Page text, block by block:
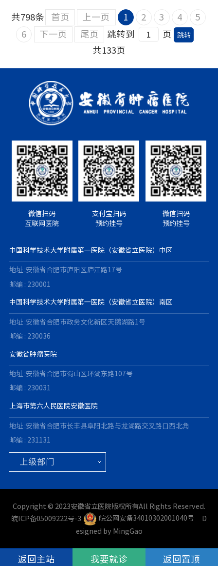
厅，在展馆内，重点展示1938年春，南方八省十四个地区的
红军游击队历经艰险，奔赴岩寺集中整编为新四军的在文峰
塔下誓师出发，开赴抗日前线的壮举的历史过程以及叶挺、
项英等将领的指挥场景。大家驻足观看珍贵历史文物、老照
乏、环境艰苦的年代，革命先辈们坚守信仰、心系群众、奋
勇抗争的事迹直击人心，孩子们在实地参观中接受红色熏
陶，种下爱国爱党的种子。也让在场职工接受了一次深刻的
党性教育与精神洗礼，真切感悟今日安稳生活的来之不
亭台流水尽显徽州独有的人文韵味，傍晚漫步街巷，欣赏特
色鳌鱼灯与烟火夜景，在自然风光与古建街巷间卸下平日工
作的紧绷感。次日我们走进谢裕大茶博园，亲手体验采茶、
制茶工序，近距离感受传统制茶匠人踏实专注的做事态度，
在山水之间舒缓压力，同事之间也借此机会交流谈心，拉近
了彼此距离。活动结束后，大家纷纷表示，此次两日之行既
是放松身心的休养之旅，更是洗涤思想的红色研学之旅。作
为医院行政工作者，将把新四军不畏艰难、无私奉献的革命
热情、更务实的态度服务患者，立足岗位履职担当，为医院
高质量发展贡献力量。（机关二工会 李凤娟/文 朱庆莉 崔玲
玲 李凤娟/图）
共798条 首页 上一页 1 2 3 4
5
6
下一页 尾页 跳转到
页
共133页
微信扫码
互联网医院
支付宝扫码
预约挂号
微信扫码
预约挂号
中国科学技术大学附属第一医院（安徽省立医院）中区
地址 :安徽省合肥市庐阳区庐江路17号
邮编 : 230001
中国科学技术大学附属第一医院（安徽省立医院）南区
地址 :安徽省合肥市政务文化新区天鹅湖路1号
邮编 : 230036
安徽省肿瘤医院
地址 :安徽省合肥市蜀山区环湖东路107号
邮编 : 230031
上海市第六人民医院安徽医院
地址 :安徽省合肥市长丰县阜阳北路与龙湖路交叉路口西北角
邮编 : 231131
Copyright © 2023安徽省立医院版权所有All Rights Reserved.
皖ICP备05009222号-3
皖公网安备34010302001040号
D
esigned by MingGao
返回主站 我要就诊 返回置顶